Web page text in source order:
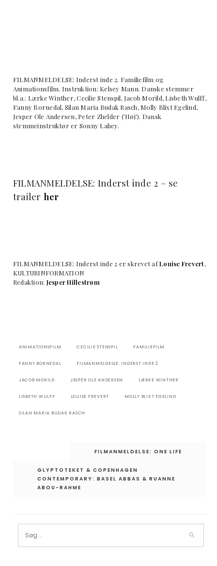
FILMANMELDELSE: Inderst inde 2. Familiefilm og
Animationsfilm. Instruktion: Kelsey Mann. Danske stemmer
bl.a.: Lærke Winther, Cecilie Stenspil, Jacob Morild, Lisbeth Wulff,
Fanny Bornedal, Silan Maria Budak Rasch, Molly Blixt Egelind,
Jesper Ole Andersen, Peter Zhelder ('Høj'). Dansk
stemmeinstruktør er Sonny Lahey.
FILMANMELDELSE: Inderst inde 2 – se
trailer her
FILMANMELDELSE: Inderst inde 2 er skrevet afLouise Frevert,
KULTURINFORMATION
Redaktion: Jesper Hillestrøm
ANIMATIONSFILM CECILIE STENSPIL FAMILIEFILM
FANNY BORNEDAL FILMANMELDELSE: INDERST INDE 2
JACOB MORILD JESPER OLE ANDERSEN LÆRKE WINTHER
LISBETH WULFF LOUISE FREVERT MOLLY BLIXT EGELIND
SILAN MARIA BUDAK RASCH
IndlægsnavigationFILMANMELDELSE: ONE LIFE
GLYPTOTEKET & COPENHAGEN
CONTEMPORARY: BASEL ABBAS & RUANNE
ABOU-RAHME